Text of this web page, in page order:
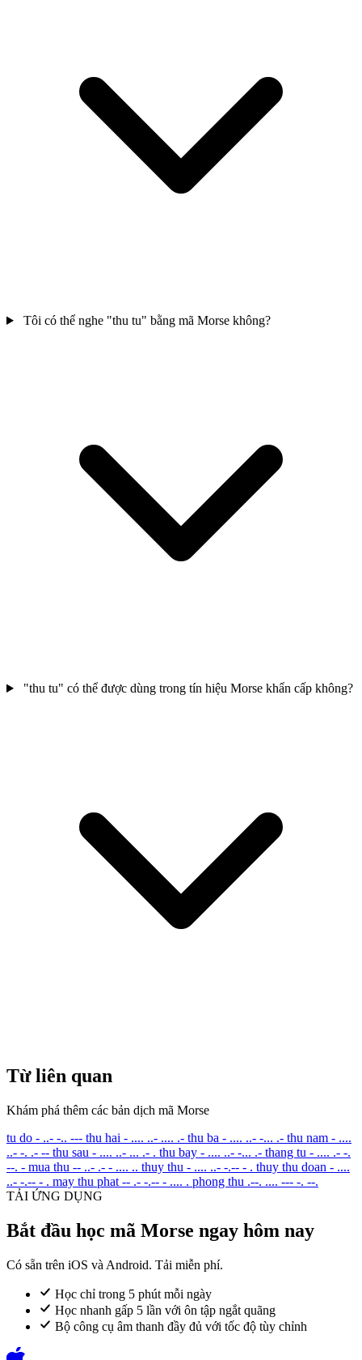
Tôi có thể nghe "thu tu" bằng mã Morse không?
"thu tu" có thể được dùng trong tín hiệu Morse khẩn cấp không?
Từ liên quan
Khám phá thêm các bản dịch mã Morse
tu do - ..- -.. --- thu hai - .... ..- .... .- thu ba - .... ..- -... .- thu nam - ....
..- -. .- -- thu sau - .... ..- ... .- . thu bay - .... ..- -... .- thang tu - .... .- -.
--. - mua thu -- ..- .- - .... .. thuy thu - .... ..- -.-- - . thuy thu doan - ....
..- -.-- - . may thu phat -- .- -.-- - .... . phong thu .--. .... --- -. --.
TẢI ỨNG DỤNG
Bắt đầu học mã Morse ngay hôm nay
Có sẵn trên iOS và Android. Tải miễn phí.
Học chỉ trong 5 phút mỗi ngày
Học nhanh gấp 5 lần với ôn tập ngắt quãng
Bộ công cụ âm thanh đầy đủ với tốc độ tùy chỉnh